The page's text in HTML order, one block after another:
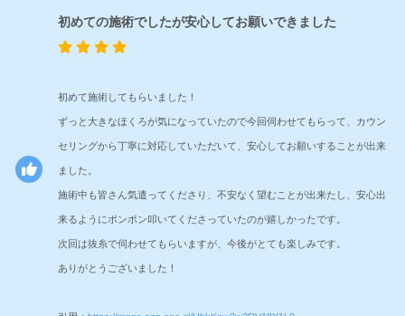
初めての施術でしたが安心してお願いできました
初めて施術してもらいました！
ずっと大きなほくろが気になっていたので今回伺わせてもらって、カウン
セリングから丁寧に対応していただいて、安心してお願いすることが出来
ました。
施術中も皆さん気遣ってくださり、不安なく望むことが出来たし、安心出
来るようにポンポン叩いてくださっていたのが嬉しかったです。
次回は抜糸で伺わせてもらいますが、今後がとても楽しみです。
ありがとうございました！